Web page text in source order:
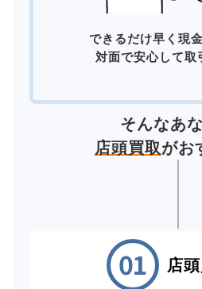
できるだけ早く現
対面で安心して取
そんなあ
店頭買取がお
店